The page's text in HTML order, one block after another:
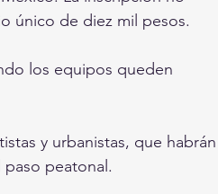
único de diez mil pesos.
los equipos queden
y urbanistas, que habrán
peatonal.